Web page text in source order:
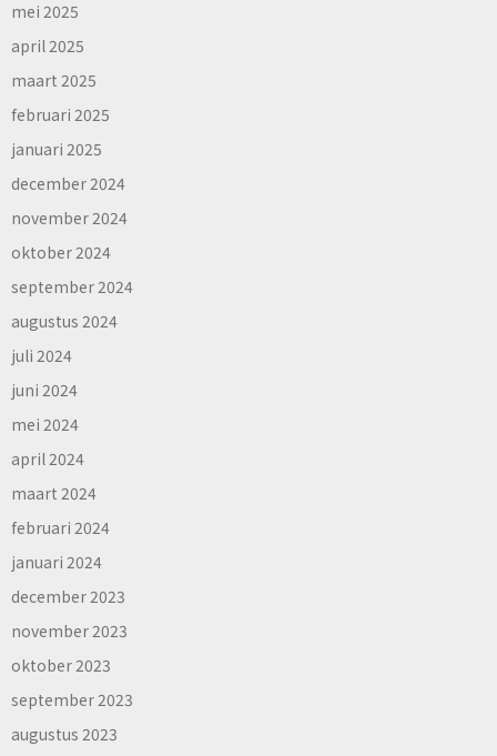
mei 2025
april 2025
maart 2025
februari 2025
januari 2025
december 2024
november 2024
oktober 2024
september 2024
augustus 2024
juli 2024
juni 2024
mei 2024
april 2024
maart 2024
februari 2024
januari 2024
december 2023
november 2023
oktober 2023
september 2023
augustus 2023